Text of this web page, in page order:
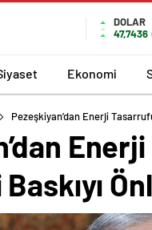
DOLAR
47,7436
Ekonomi
Pezeşkiyan’dan Enerji